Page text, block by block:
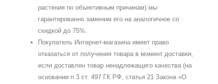
растения по объективным причинам) мы
гарантированно заменим его на аналогичное со
скидкой до 75%.
Покупатель Интернет-магазина имеет право
отказаться от получения товара в момент доставки,
если доставлен товар ненадлежащего качества (на
основании п.3 ст. 497 ГК РФ, статья 21 Закона «О